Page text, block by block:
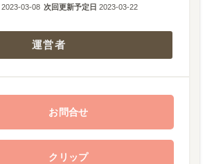
2023-03-08 次回更新予定日 2023-03-22
運営者
お問合せ
クリップ